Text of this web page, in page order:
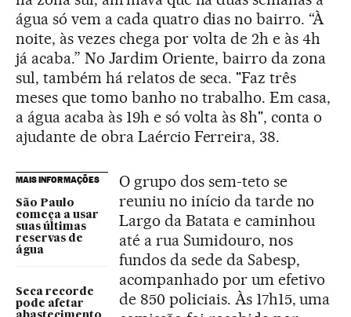
água só vem a cada quatro dias no bairro. “À
noite, às vezes chega por volta de 2h e às 4h
já acaba.” No Jardim Oriente, bairro da zona
sul, também há relatos de seca. "Faz três
meses que tomo banho no trabalho. Em casa,
a água acaba às 19h e só volta às 8h", conta o
ajudante de obra Laércio Ferreira, 38.
MAIS INFORMAÇÕES
São Paulo
começa a usar
suas últimas
reservas de
água
Seca recorde
pode afetar
O grupo dos sem-teto se
reuniu no início da tarde no
Largo da Batata e caminhou
até a rua Sumidouro, nos
fundos da sede da Sabesp,
acompanhado por um efetivo
de 850 policiais. Às 17h15, uma